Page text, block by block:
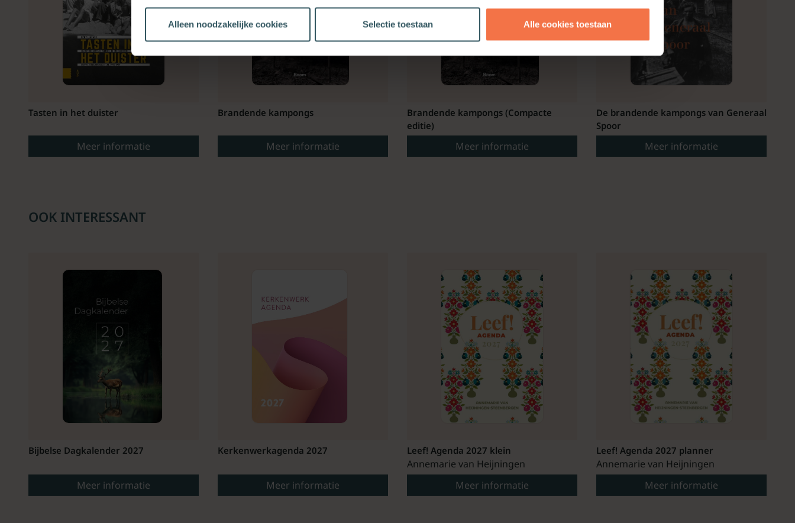
Alleen noodzakelijke cookies Selectie toestaan Alle cookies toestaan
Tasten in het duister
Meer informatie
Brandende kampongs
Meer informatie
Brandende kampongs (Compacte
editie)
Meer informatie
De brandende kampongs van Generaal
Spoor
Meer informatie
OOK INTERESSANT
Bijbelse Dagkalender 2027
Meer informatie
Kerkenwerkagenda 2027
Meer informatie
Leef! Agenda 2027 klein
Annemarie van Heijningen
Meer informatie
Leef! Agenda 2027 planner
Annemarie van Heijningen
Meer informatie